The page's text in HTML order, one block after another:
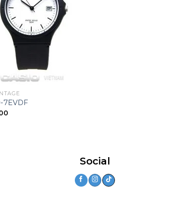
7EVDF
Social